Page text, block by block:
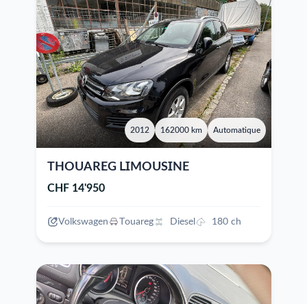
2012 162000 km Automatique
THOUAREG LIMOUSINE
CHF 14'950
Volkswagen Touareg Diesel 180 ch